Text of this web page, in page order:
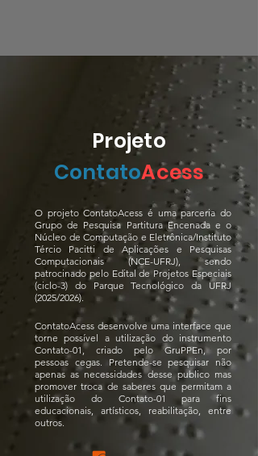
Projeto
ContatoAcess
O projeto ContatoAcess é uma parceria do
Grupo de Pesquisa Partitura Encenada e o
Núcleo de Computação e Eletrônica/Instituto
Tércio Pacitti de Aplicações e Pesquisas
Computacionais (NCE-UFRJ), sendo
patrocinado pelo Edital de Projetos Especiais
(ciclo-3) do Parque Tecnológico da UFRJ
(2025/2026).
ContatoAcess desenvolve uma interface que
torne possível a utilização do instrumento
Contato-01, criado pelo GruPPEn, por
pessoas cegas. Pretende-se pesquisar não
apenas as necessidades desse publico mas
promover troca de saberes que permitam a
utilização do Contato-01 para fins
educacionais, artísticos, reabilitação, entre
outros.